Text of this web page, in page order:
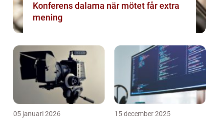
Konferens dalarna när mötet får extra
mening
05 januari 2026 15 december 2025